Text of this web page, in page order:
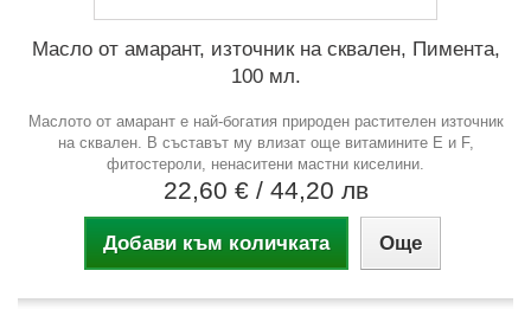
Масло от амарант, източник на сквален, Пимента,
100 мл.
Маслото от амарант е най-богатия природен растителен източник
на сквален. В съставът му влизат още витамините Е и F,
фитостероли, ненаситени мастни киселини.
22,60 € / 44,20 лв
Добави към количката Още